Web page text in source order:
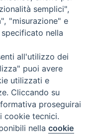
breve
– PaolineOnline
|Privacy
Cookie
semplici",
"misurazione" e
nella
all'utilizzo dei
puoi avere
utilizzati e
Cliccando su
proseguirai
cookie tecnici.
nellacookie